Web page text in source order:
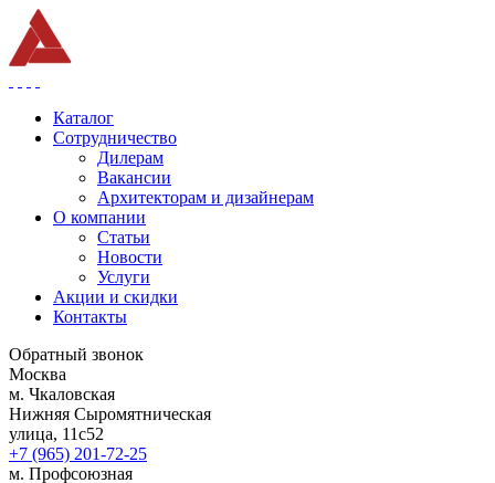
Каталог
Сотрудничество
Дилерам
Вакансии
Архитекторам и дизайнерам
О компании
Статьи
Новости
Услуги
Акции и скидки
Контакты
Обратный звонок
Москва
м. Чкаловская
Нижняя Сыромятническая
улица, 11с52
+7 (965) 201-72-25
м. Профсоюзная